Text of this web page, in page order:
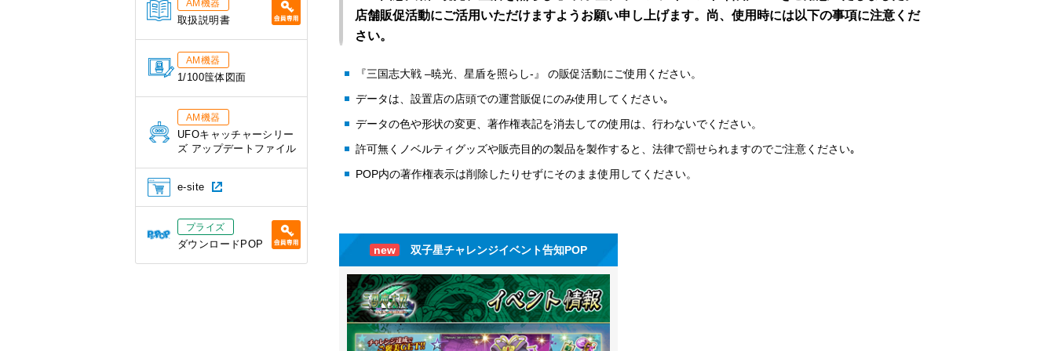
店舗販促活動にご活用いただけますようお願い申し上げます。尚、使用時には以下の事項に注意くだ
さい。
『三国志大戦 –暁光、星盾を照らし-』 の販促活動にご使用ください。
データは、設置店の店頭での運営販促にのみ使用してください｡
データの色や形状の変更、著作権表記を消去しての使用は、行わないでください。
許可無くノベルティグッズや販売目的の製品を製作すると、法律で罰せられますのでご注意ください｡
POP内の著作権表示は削除したりせずにそのまま使用してください。
new 双子星チャレンジイベント告知POP
AM機器
取扱説明書
AM機器
1/100筺体図面
AM機器
UFOキャッチャーシリー
ズ アップデートファイル
e-site
プライズ
ダウンロードPOP